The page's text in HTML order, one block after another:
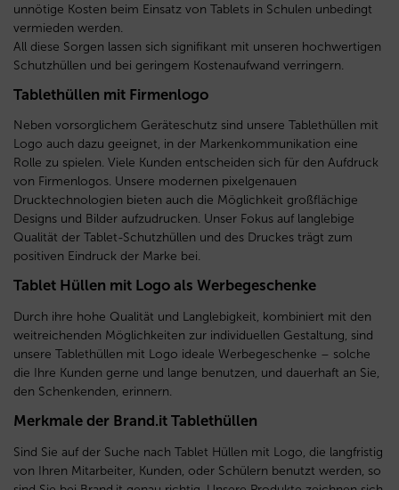
unnötige Kosten beim Einsatz von Tablets in Schulen unbedingt
vermieden werden.
All diese Sorgen lassen sich signifikant mit unseren hochwertigen
Schutzhüllen und bei geringem Kostenaufwand verringern.
Tablethüllen mit Firmenlogo
Neben vorsorglichem Geräteschutz sind unsere Tablethüllen mit
Logo auch dazu geeignet, in der Markenkommunikation eine
Rolle zu spielen. Viele Kunden entscheiden sich für den Aufdruck
von Firmenlogos. Unsere modernen pixelgenauen
Drucktechnologien bieten auch die Möglichkeit großflächige
Designs und Bilder aufzudrucken. Unser Fokus auf langlebige
Qualität der Tablet-Schutzhüllen und des Druckes trägt zum
positiven Eindruck der Marke bei.
Tablet Hüllen mit Logo als Werbegeschenke
Durch ihre hohe Qualität und Langlebigkeit, kombiniert mit den
weitreichenden Möglichkeiten zur individuellen Gestaltung, sind
unsere Tablethüllen mit Logo ideale Werbegeschenke – solche
die Ihre Kunden gerne und lange benutzen, und dauerhaft an Sie,
den Schenkenden, erinnern.
Merkmale der Brand.it Tablethüllen
Sind Sie auf der Suche nach Tablet Hüllen mit Logo, die langfristig
von Ihren Mitarbeiter, Kunden, oder Schülern benutzt werden, so